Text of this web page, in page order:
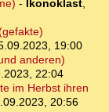
- Ikonoklast
19:00
anderen)
22:04
im Herbst ihren
20:56